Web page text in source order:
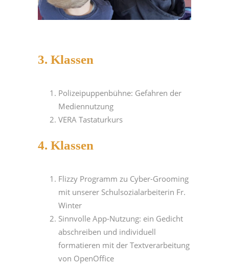
3. Klassen
Polizeipuppenbühne: Gefahren der
Mediennutzung
VERA Tastaturkurs
4. Klassen
Flizzy Programm zu Cyber-Grooming
mit unserer Schulsozialarbeiterin Fr.
Winter
Sinnvolle App-Nutzung: ein Gedicht
abschreiben und individuell
formatieren mit der Textverarbeitung
von OpenOffice